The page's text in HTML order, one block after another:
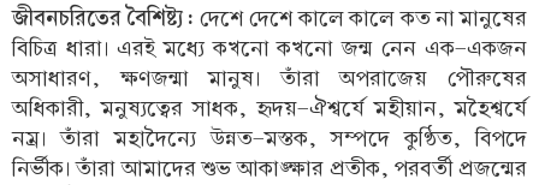
জীবনচরিতের বৈশিষ্ট্য : দেশে দেশে কালে কালে কত না মানুষের
বিচিত্র ধারা। এরই মধ্যে কখনো কখনো জন্ম নেন এক-একজন
অসাধারণ, ক্ষণজন্মা মানুষ। তাঁরা অপরাজেয় পৌরুষের
অধিকারী, মনুষ্যত্বের সাধক, হৃদয়-ঐশ্বর্যে মহীয়ান, মহৈশ্বর্যে
নম্র। তাঁরা মহাদৈন্যে উন্নত-মস্তক, সম্পদে কুণ্ঠিত, বিপদে
নির্ভীক। তাঁরা আমাদের শুভ আকাঙ্ক্ষার প্রতীক, পরবর্তী প্রজন্মের